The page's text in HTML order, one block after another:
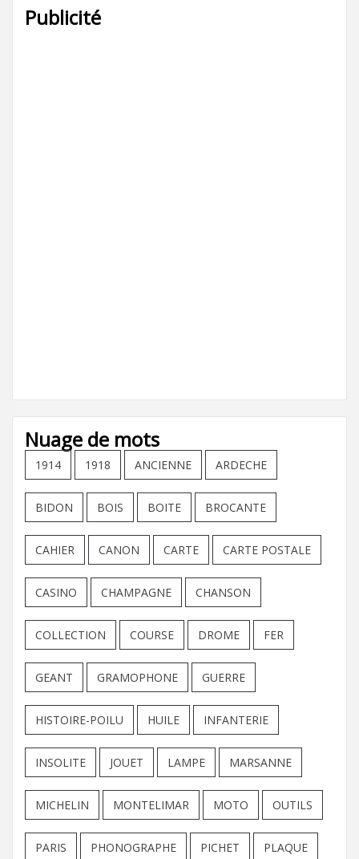
Publicité
Nuage de mots
1914 1918 ANCIENNE ARDECHE
BIDON BOIS BOITE BROCANTE
CAHIER CANON CARTE CARTE POSTALE
CASINO CHAMPAGNE CHANSON
COLLECTION COURSE DROME FER
GEANT GRAMOPHONE GUERRE
HISTOIRE-POILU HUILE INFANTERIE
INSOLITE JOUET LAMPE MARSANNE
MICHELIN MONTELIMAR MOTO OUTILS
PARIS PHONOGRAPHE PICHET PLAQUE